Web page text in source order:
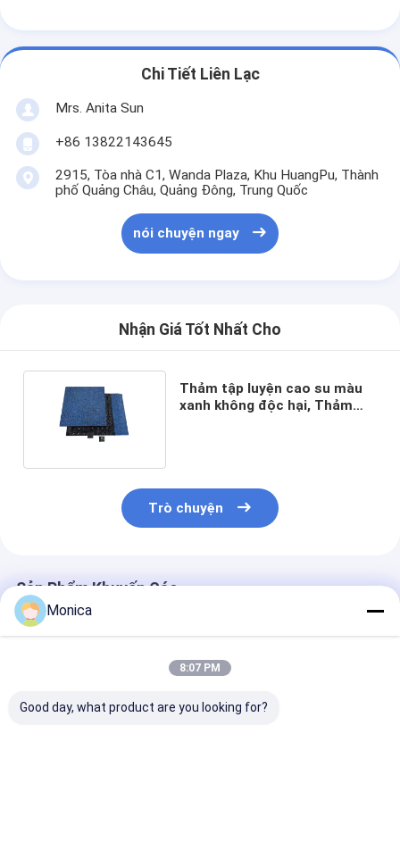
Chi Tiết Liên Lạc
Mrs. Anita Sun
+86 13822143645
2915, Tòa nhà C1, Wanda Plaza, Khu HuangPu, Thành
phố Quảng Châu, Quảng Đông, Trung Quốc
nói chuyện ngay
Nhận Giá Tốt Nhất Cho
Thảm tập luyện cao su màu
xanh không độc hại, Thảm
Trò chuyện
Sản Phẩm Khuyến Cáo
Monica
8:07 PM
Good day, what product are you looking for?